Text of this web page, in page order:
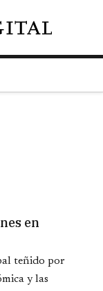
principal
en
teñido por
y las